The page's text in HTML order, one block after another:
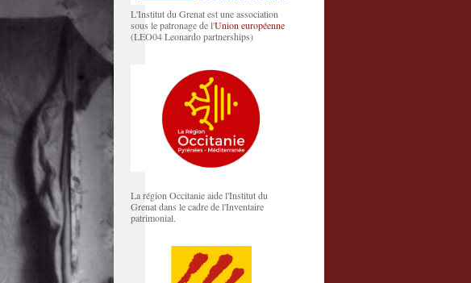
L'Institut du Grenat est une association
sous le patronage de l'Union européenne
(LEO04 Leonardo partnerships)
La région Occitanie aide l'Institut du
Grenat dans le cadre de l'Inventaire
patrimonial.